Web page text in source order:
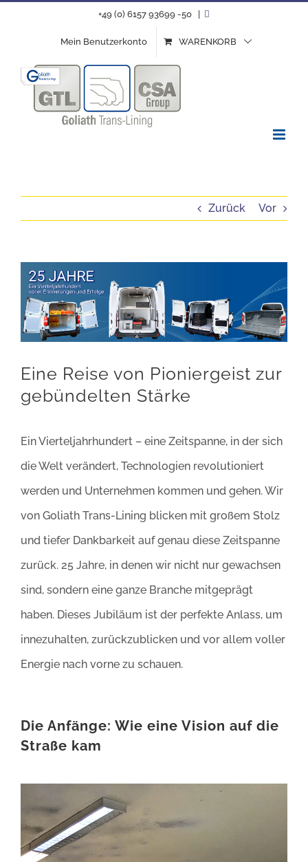
+49 (0) 6157 93699 -50
Mein Benutzerkonto WARENKORB
Zurück Vor
Zeige
grösseres
Bild
Eine Reise von Pioniergeist zur
gebündelten Stärke
Ein Vierteljahrhundert – eine Zeitspanne, in der sich
die Welt verändert, Technologien revolutioniert
werden und Unternehmen kommen und gehen. Wir
von Goliath Trans-Lining blicken mit großem Stolz
und tiefer Dankbarkeit auf genau diese Zeitspanne
zurück. 25 Jahre, in denen wir nicht nur gewachsen
sind, sondern eine ganze Branche mitgeprägt
haben. Dieses Jubiläum ist der perfekte Anlass, um
innezuhalten, zurückzublicken und vor allem voller
Energie nach vorne zu schauen.
Die Anfänge: Wie eine Vision auf die
Straße kam